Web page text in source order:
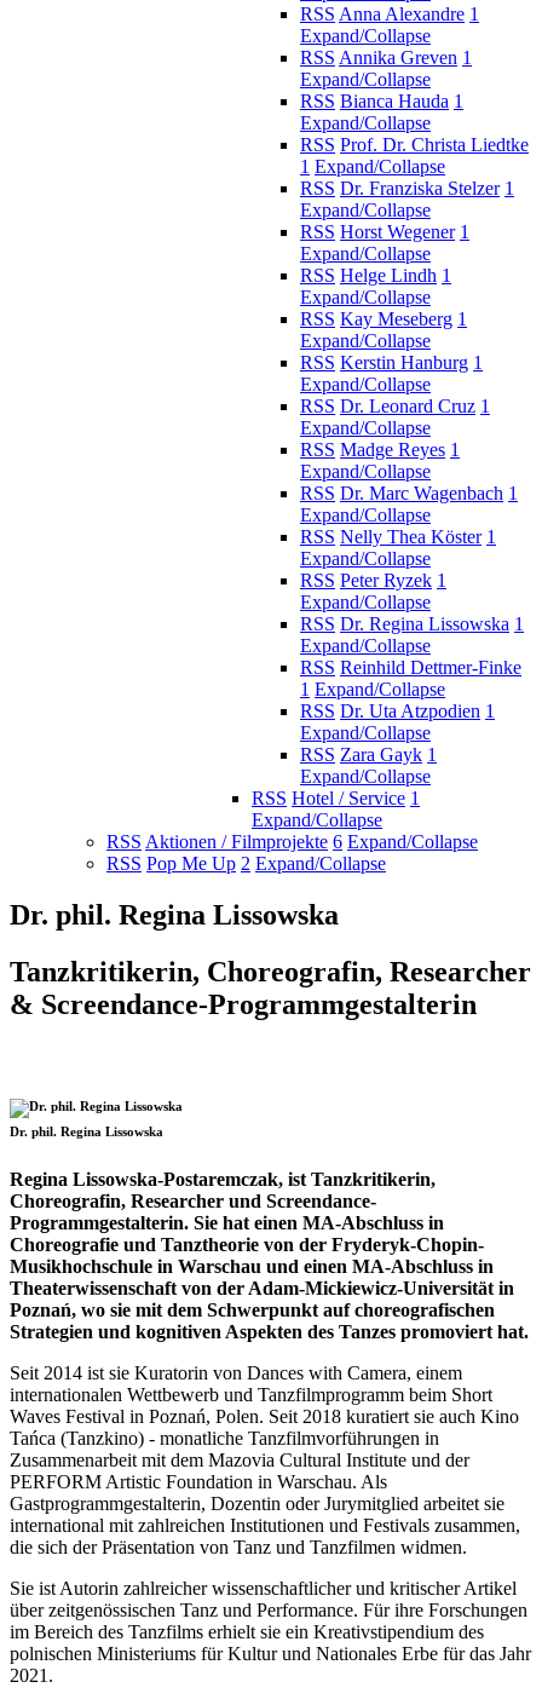
RSS Anna Alexandre 1
Expand/Collapse
RSS Annika Greven 1
Expand/Collapse
RSS Bianca Hauda 1
Expand/Collapse
RSS Prof. Dr. Christa Liedtke
1 Expand/Collapse
RSS Dr. Franziska Stelzer 1
Expand/Collapse
RSS Horst Wegener 1
Expand/Collapse
RSS Helge Lindh 1
Expand/Collapse
RSS Kay Meseberg 1
Expand/Collapse
RSS Kerstin Hanburg 1
Expand/Collapse
RSS Dr. Leonard Cruz 1
Expand/Collapse
RSS Madge Reyes 1
Expand/Collapse
RSS Dr. Marc Wagenbach 1
Expand/Collapse
RSS Nelly Thea Köster 1
Expand/Collapse
RSS Peter Ryzek 1
Expand/Collapse
RSS Dr. Regina Lissowska 1
Expand/Collapse
RSS Reinhild Dettmer-Finke
1 Expand/Collapse
RSS Dr. Uta Atzpodien 1
Expand/Collapse
RSS Zara Gayk 1
Expand/Collapse
RSS Hotel / Service 1
Expand/Collapse
RSS Aktionen / Filmprojekte 6 Expand/Collapse
RSS Pop Me Up 2 Expand/Collapse
Dr. phil. Regina Lissowska
Tanzkritikerin, Choreografin, Researcher
& Screendance-Programmgestalterin
Dr. phil. Regina Lissowska
Regina Lissowska-Postaremczak, ist Tanzkritikerin,
Choreografin, Researcher und Screendance-
Programmgestalterin. Sie hat einen MA-Abschluss in
Choreografie und Tanztheorie von der Fryderyk-Chopin-
Musikhochschule in Warschau und einen MA-Abschluss in
Theaterwissenschaft von der Adam-Mickiewicz-Universität in
Poznań, wo sie mit dem Schwerpunkt auf choreografischen
Strategien und kognitiven Aspekten des Tanzes promoviert hat.
Seit 2014 ist sie Kuratorin von Dances with Camera, einem
internationalen Wettbewerb und Tanzfilmprogramm beim Short
Waves Festival in Poznań, Polen. Seit 2018 kuratiert sie auch Kino
Tańca (Tanzkino) - monatliche Tanzfilmvorführungen in
Zusammenarbeit mit dem Mazovia Cultural Institute und der
PERFORM Artistic Foundation in Warschau. Als
Gastprogrammgestalterin, Dozentin oder Jurymitglied arbeitet sie
international mit zahlreichen Institutionen und Festivals zusammen,
die sich der Präsentation von Tanz und Tanzfilmen widmen.
Sie ist Autorin zahlreicher wissenschaftlicher und kritischer Artikel
über zeitgenössischen Tanz und Performance. Für ihre Forschungen
im Bereich des Tanzfilms erhielt sie ein Kreativstipendium des
polnischen Ministeriums für Kultur und Nationales Erbe für das Jahr
2021.